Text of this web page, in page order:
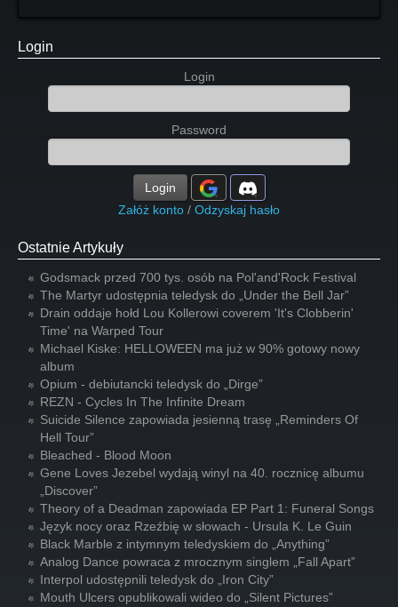
Login
Login
Password
Login
Załóż konto / Odzyskaj hasło
Ostatnie Artykuły
Godsmack przed 700 tys. osób na Pol'and'Rock Festival
The Martyr udostępnia teledysk do „Under the Bell Jar”
Drain oddaje hołd Lou Kollerowi coverem 'It's Clobberin'
Time' na Warped Tour
Michael Kiske: HELLOWEEN ma już w 90% gotowy nowy
album
Opium - debiutancki teledysk do „Dirge”
REZN - Cycles In The Infinite Dream
Suicide Silence zapowiada jesienną trasę „Reminders Of
Hell Tour”
Bleached - Blood Moon
Gene Loves Jezebel wydają winyl na 40. rocznicę albumu
„Discover”
Theory of a Deadman zapowiada EP Part 1: Funeral Songs
Język nocy oraz Rzeźbię w słowach - Ursula K. Le Guin
Black Marble z intymnym teledyskiem do „Anything”
Analog Dance powraca z mrocznym singlem „Fall Apart”
Interpol udostępnili teledysk do „Iron City”
Mouth Ulcers opublikowali wideo do „Silent Pictures”